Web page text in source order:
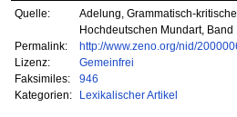
Quelle:
Adelung, Grammatisch-
Hochdeutschen Mundart, Band
Permalink:
http://www.zeno.org/nid/
Lizenz:
Gemeinfrei
Faksimiles:
946
Kategorien:
Lexikalischer Artikel